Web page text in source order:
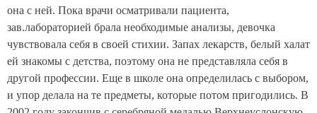
она с ней. Пока врачи осматривали пациента,
зав.лабораторией брала необходимые анализы, девочка
чувствовала себя в своей стихии. Запах лекарств, белый халат
ей знакомы с детства, поэтому она не представляла себя в
другой профессии. Еще в школе она определилась с выбором,
и упор делала на те предметы, которые потом пригодились. В